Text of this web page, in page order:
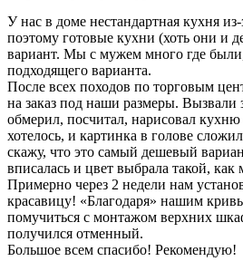
У нас в доме нестандартная кухня
поэтому готовые кухни (хоть они и
вариант. Мы с мужем много где
подходящего варианта.
После всех походов по торговым
на заказ под наши размеры. Вызвали
обмерил, посчитал, нарисовал
хотелось, и картинка в голове
скажу, что это самый дешевый
вписалась и цвет выбрала такой, как
Примерно через 2 недели нам
красавицу! «Благодаря» нашим
помучиться с монтажом верхних
получился отменный.
Большое всем спасибо! Рекомендую!